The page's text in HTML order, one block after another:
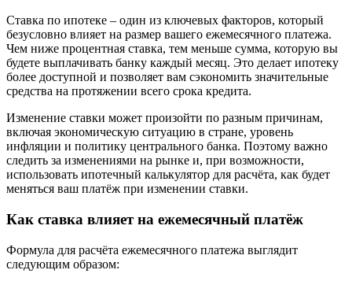
Ставка по ипотеке – один из ключевых факторов, который
безусловно влияет на размер вашего ежемесячного платежа.
Чем ниже процентная ставка, тем меньше сумма, которую вы
будете выплачивать банку каждый месяц. Это делает ипотеку
более доступной и позволяет вам сэкономить значительные
средства на протяжении всего срока кредита.
Изменение ставки может произойти по разным причинам,
включая экономическую ситуацию в стране, уровень
инфляции и политику центрального банка. Поэтому важно
следить за изменениями на рынке и, при возможности,
использовать ипотечный калькулятор для расчёта, как будет
меняться ваш платёж при изменении ставки.
Как ставка влияет на ежемесячный платёж
Формула для расчёта ежемесячного платежа выглядит
следующим образом: